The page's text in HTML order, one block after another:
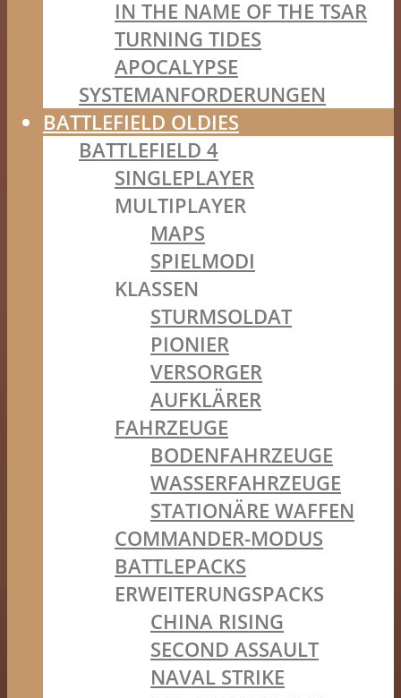
IN THE NAME OF THE TSAR
TURNING TIDES
APOCALYPSE
SYSTEMANFORDERUNGEN
BATTLEFIELD OLDIES
BATTLEFIELD 4
SINGLEPLAYER
MULTIPLAYER
MAPS
SPIELMODI
KLASSEN
STURMSOLDAT
PIONIER
VERSORGER
AUFKLÄRER
FAHRZEUGE
BODENFAHRZEUGE
WASSERFAHRZEUGE
STATIONÄRE WAFFEN
COMMANDER-MODUS
BATTLEPACKS
ERWEITERUNGSPACKS
CHINA RISING
SECOND ASSAULT
NAVAL STRIKE